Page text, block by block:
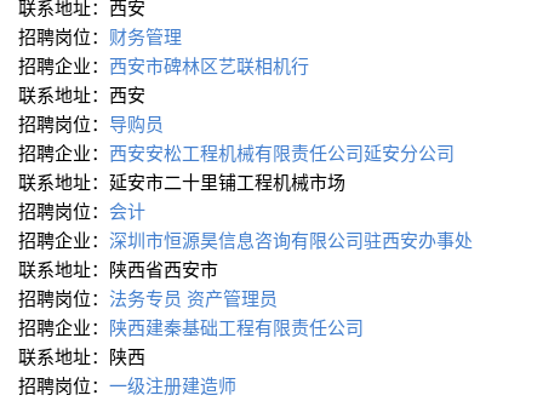
联系地址：西安
招聘岗位： 财务管理
招聘企业： 西安市碑林区艺联相机行
联系地址：西安
招聘岗位： 导购员
招聘企业： 西安安松工程机械有限责任公司延安分公司
联系地址：延安市二十里铺工程机械市场
招聘岗位： 会计
招聘企业： 深圳市恒源昊信息咨询有限公司驻西安办事处
联系地址：陕西省西安市
招聘岗位： 法务专员 资产管理员
招聘企业： 陕西建秦基础工程有限责任公司
联系地址：陕西
招聘岗位： 一级注册建造师